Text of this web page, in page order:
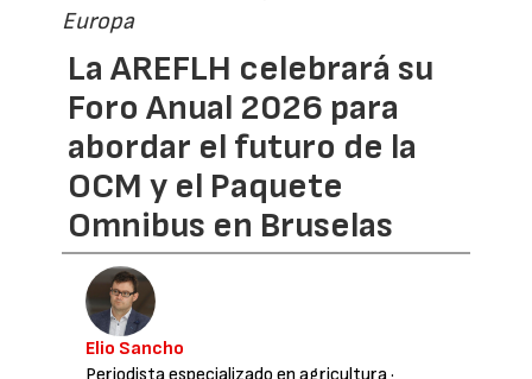
Europa
La AREFLH celebrará su
Foro Anual 2026 para
abordar el futuro de la
OCM y el Paquete
Omnibus en Bruselas
Elio Sancho